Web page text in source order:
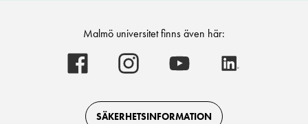
Malmö universitet finns även här:
Malmö
universitet
on
Facebook
Malmö
universitet
on
Instagram
Malmö
universitet
on
Youtube
SÄKERHETSINFORMATION